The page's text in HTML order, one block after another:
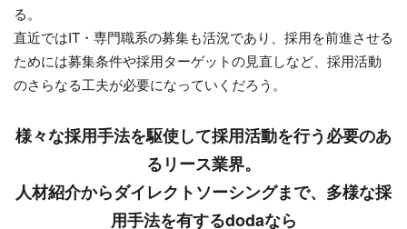
る。
直近ではIT・専門職系の募集も活況であり、採用を前進させる
ためには募集条件や採用ターゲットの見直しなど、採用活動
のさらなる工夫が必要になっていくだろう。
様々な採用手法を駆使して採用活動を行う必要のあ
るリース業界。
人材紹介からダイレクトソーシングまで、多様な採
用手法を有するdodaなら